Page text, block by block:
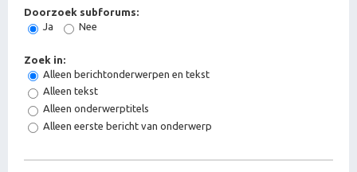
Doorzoek subforums:
Ja
Nee
Zoek in:
Alleen berichtonderwerpen en tekst
Alleen tekst
Alleen onderwerptitels
Alleen eerste bericht van onderwerp